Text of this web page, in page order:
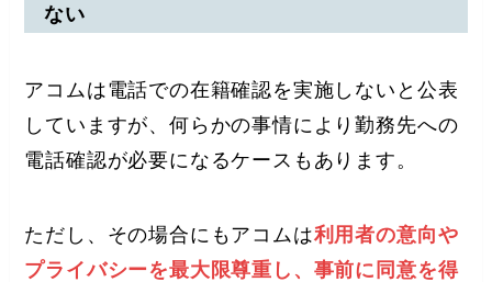
ない
アコムは電話での在籍確認を実施しないと公表
していますが、何らかの事情により勤務先への
電話確認が必要になるケースもあります。
ただし、その場合にもアコムは利用者の意向や
プライバシーを最大限尊重し、事前に同意を得